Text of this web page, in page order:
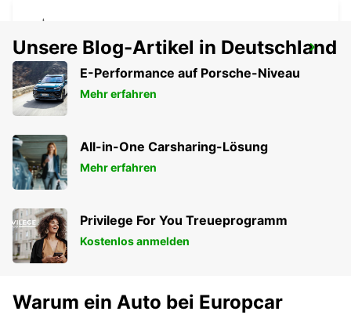
BRISTOL SÜD
BRISTOL - UNITED KINGDOM
Unsere Blog-Artikel in Deutschland
E-Performance auf Porsche-Niveau
Mehr erfahren
All-in-One Carsharing-Lösung
Mehr erfahren
Privilege For You Treueprogramm
Kostenlos anmelden
Warum ein Auto bei Europcar